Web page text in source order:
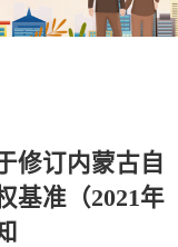
修订内蒙古自
基准（2021年